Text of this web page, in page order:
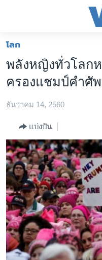
ต่อ
ไป
เนื้อหา
ข้าม
หลัก
ข้าม
ไป
การ
ค้นหา
โลก
เอเชีย
สหรัฐฯ
ไทย
ธุรกิจ
วิทยาศาสตร์
สังคมและสุขภาพ
ไลฟ์สไตล์
ตรวจสอบข่าว
เรียนรู้ภาษาอังกฤษ
พอดคาสต์
โลก
พลังหญิงทั่วโลกห
ครองแชมป์คำศั
ธันวาคม 14, 2560
แบ่งปัน